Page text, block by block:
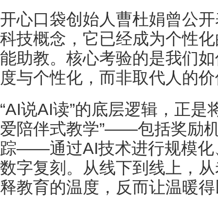
开心口袋创始人曹杜娟曾公
科技概念，它已经成为个性
能助教。核心考验的是我们
度与个性化，而非取代人的价
“AI说AI读”的底层逻辑，正是
爱陪伴式教学”——包括奖励
踪——通过AI技术进行规模化
数字复刻。从线下到线上，
释教育的温度，反而让温暖